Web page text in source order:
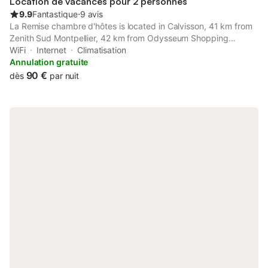
équipem
9.9Fantastique⋅9 avis
La Remise chambre d'hôtes is located in Calvisson, 41 km from
Zenith Sud Montpellier, 42 km from Odysseum Shopping
Centre, and 44 km from Montpellier Town Hall.
WiFi Internet
Climatisation
Annulation gratuite
dès 90 € par nuit